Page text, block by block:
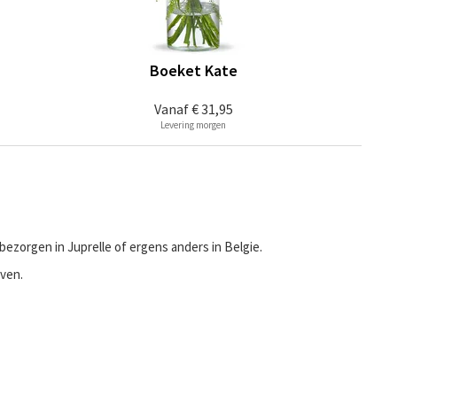
Vanaf€ 31,95
Boeket Kate
Levering morgen
in Juprelle of ergens anders in Belgie.